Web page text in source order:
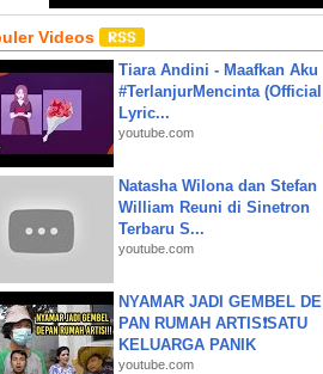
Videos
Tiara Andini - Maafkan Aku
#TerlanjurMencinta (Official
Lyric...
youtube.com
Natasha Wilona dan Stefan
William Reuni di Sinetron
Terbaru S...
youtube.com
NYAMAR JADI GEMBEL DE
PAN RUMAH ARTIS❗SATU
KELUARGA PANIK
youtube.com